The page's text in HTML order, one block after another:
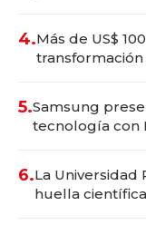
4.Más de US$
transformación
5.Samsung
tecnología con
6.La Universidad
huella